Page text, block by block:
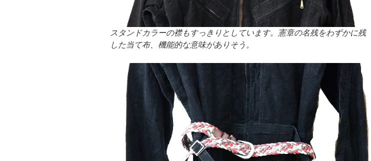
スタンドカラーの襟もすっきりとしています。憲章の名残をわずかに残
した当て布、機能的な意味がありそう。